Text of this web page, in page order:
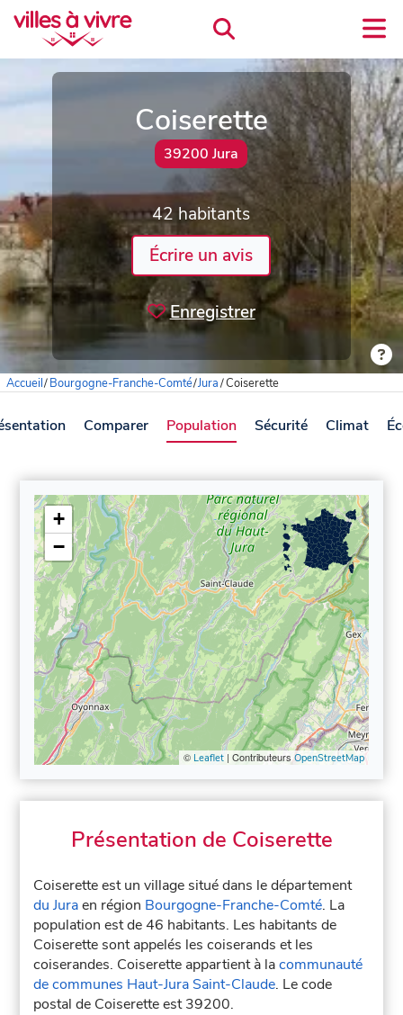
Coiserette
39200 Jura
42 habitants
Écrire un avis
Enregistrer
Accueil/Bourgogne-Franche-Comté/Jura/Coiserette
Comparer Population Sécurité Climat
+
−
© Leaflet| ContributeursOpenStreetMap
Présentation de Coiserette
Coiserette est un village situé dans le département
du Juraen région Bourgogne-Franche-Comté. La
population est de 46 habitants. Les habitants de
Coiserette sont appelés les coiserands et les
coiserandes. Coiserette appartient à lacommunauté
de communes Haut-Jura Saint-Claude. Le code
postal de Coiserette est 39200.